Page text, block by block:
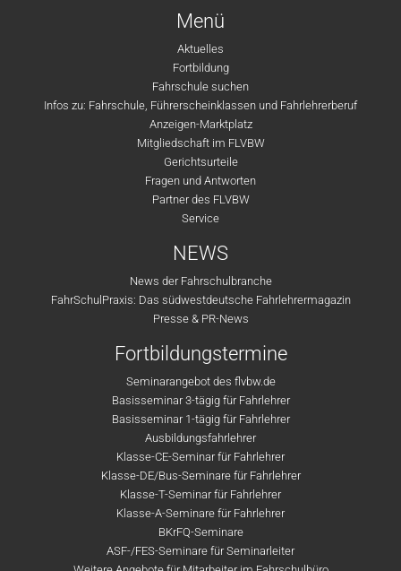
Menü
Aktuelles
Fortbildung
Fahrschule suchen
Infos zu: Fahrschule, Führerscheinklassen und Fahrlehrerberuf
Anzeigen-Marktplatz
Mitgliedschaft im FLVBW
Gerichtsurteile
Fragen und Antworten
Partner des FLVBW
Service
NEWS
News der Fahrschulbranche
FahrSchulPraxis: Das südwestdeutsche Fahrlehrermagazin
Presse & PR-News
Fortbildungstermine
Seminarangebot des flvbw.de
Basisseminar 3-tägig für Fahrlehrer
Basisseminar 1-tägig für Fahrlehrer
Ausbildungsfahrlehrer
Klasse-CE-Seminar für Fahrlehrer
Klasse-DE/Bus-Seminare für Fahrlehrer
Klasse-T-Seminar für Fahrlehrer
Klasse-A-Seminare für Fahrlehrer
BKrFQ-Seminare
ASF-/FES-Seminare für Seminarleiter